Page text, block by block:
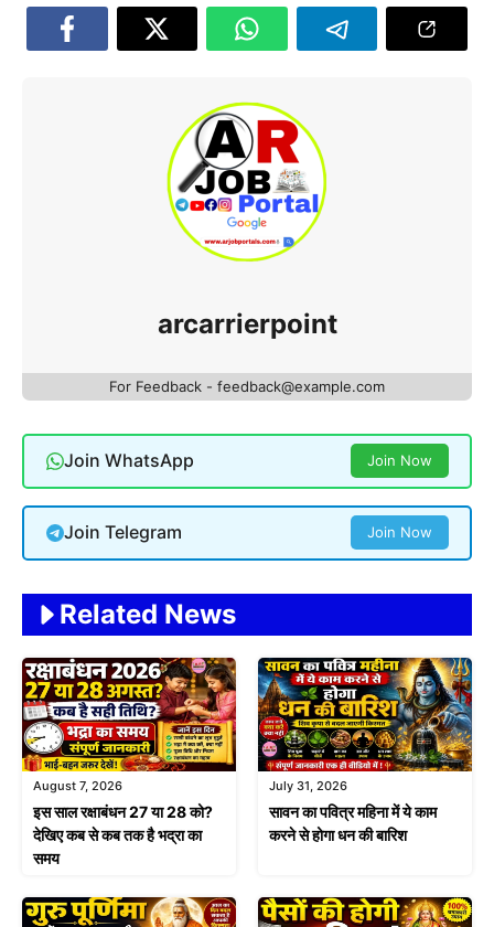
arcarrierpoint
For Feedback - feedback@example.com
Join WhatsApp Join Now
Join Telegram Join Now
Related News
August 7, 2026
इस साल रक्षाबंधन 27 या 28 को?
देखिए कब से कब तक है भद्रा का
समय
July 31, 2026
सावन का पवित्र महिना में ये काम
करने से होगा धन की बारिश